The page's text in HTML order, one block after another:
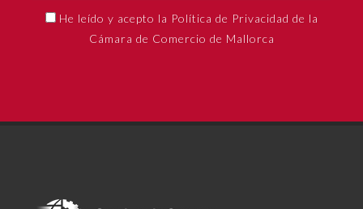
He leído y acepto la Política de Privacidad de la
Cámara de Comercio de Mallorca